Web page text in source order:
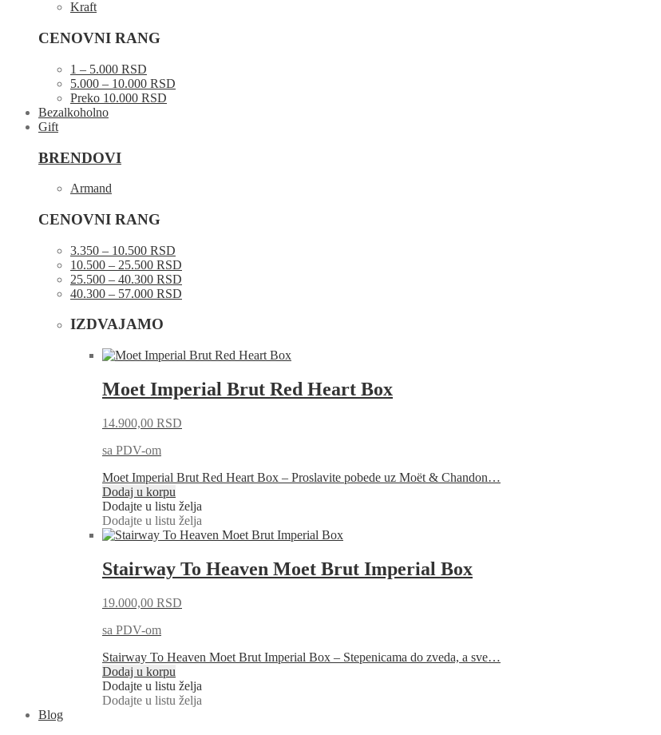
Kraft
CENOVNI RANG
1 – 5.000 RSD
5.000 – 10.000 RSD
Preko 10.000 RSD
Bezalkoholno
Gift
BRENDOVI
Armand
CENOVNI RANG
3.350 – 10.500 RSD
10.500 – 25.500 RSD
25.500 – 40.300 RSD
40.300 – 57.000 RSD
IZDVAJAMO
Moet Imperial Brut Red Heart Box
14.900,00 RSD
sa PDV-om
Moet Imperial Brut Red Heart Box – Proslavite pobede uz Moët & Chandon…
Dodaj u korpu
Dodajte u listu želja
Dodajte u listu želja
Stairway To Heaven Moet Brut Imperial Box
19.000,00 RSD
sa PDV-om
Stairway To Heaven Moet Brut Imperial Box – Stepenicama do zveda, a sve…
Dodaj u korpu
Dodajte u listu želja
Dodajte u listu želja
Blog